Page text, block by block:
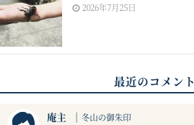
2026年7月25日
最近のコメント
庵主 ｜ 冬山の御朱印